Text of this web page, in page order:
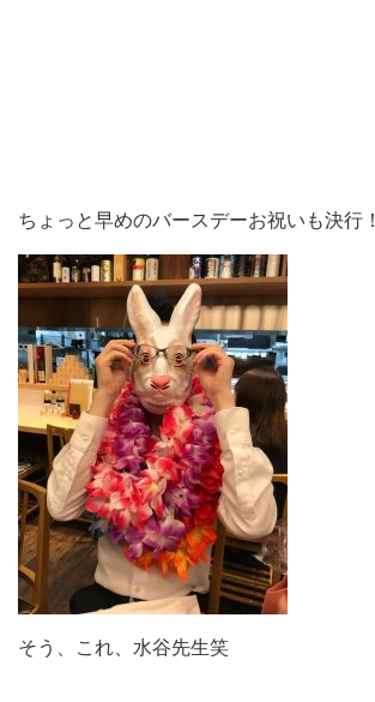
ちょっと早めのバースデーお祝いも決行！
そう、これ、水谷先生笑